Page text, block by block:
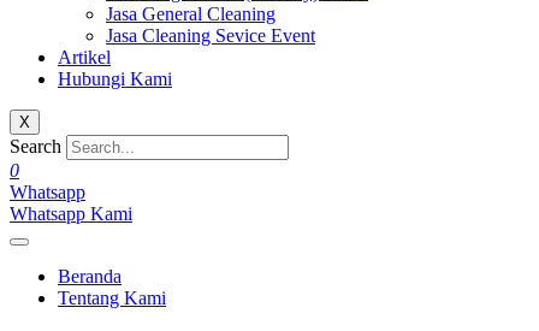
Jasa General Cleaning
Jasa Cleaning Sevice Event
Artikel
Hubungi Kami
X
Search
0
Whatsapp
Whatsapp Kami
Beranda
Tentang Kami